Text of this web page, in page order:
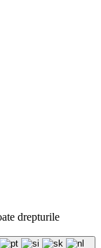
drepturile